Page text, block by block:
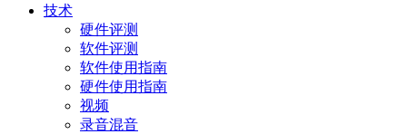
技术
硬件评测
软件评测
软件使用指南
硬件使用指南
视频
录音混音